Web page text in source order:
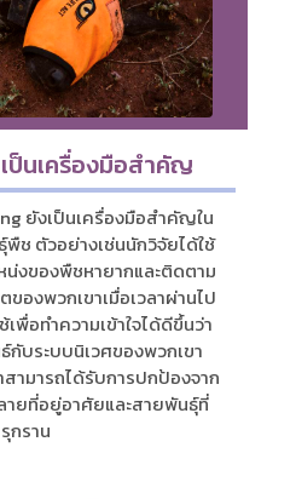
ป็นเครื่องมือสำคัญ
ยังเป็นเครื่องมือสำคัญใน
ช ตัวอย่างเช่นนักวิจัยได้ใช้
น่งของพืชหายากและติดตาม
องพวกเขาเมื่อเวลาผ่านไป
พื่อทำความเข้าใจได้ดีขึ้นว่า
บระบบนิเวศของพวกเขา
สามารถได้รับการปกป้องจาก
ายที่อยู่อาศัยและสายพันธุ์ที่
รุกราน